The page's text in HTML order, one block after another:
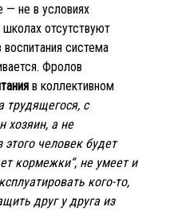
— не в условиях
школах отсутствуют
система
Фролов
в коллективном
трудящегося, с
хозяин, а не
человек будет
кормежки“, не умеет и
кого-то,
друг у друга из